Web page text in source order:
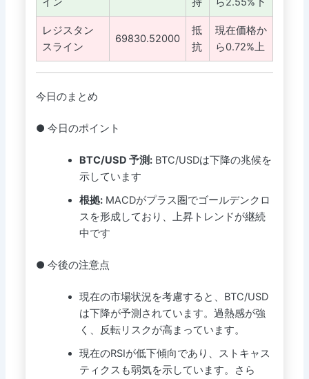
レジスタン
スライン
69830.52000
抵
抗
現在価格か
ら0.72%上
今日のまとめ
● 今日のポイント
BTC/USD 予測: BTC/USDは下降の兆候を
示しています
根拠: MACDがプラス圏でゴールデンクロ
スを形成しており、上昇トレンドが継続
中です
● 今後の注意点
現在の市場状況を考慮すると、BTC/USD
は下降が予測されています。過熱感が強
く、反転リスクが高まっています。
現在のRSIが低下傾向であり、ストキャス
ティクスも弱気を示しています。さら